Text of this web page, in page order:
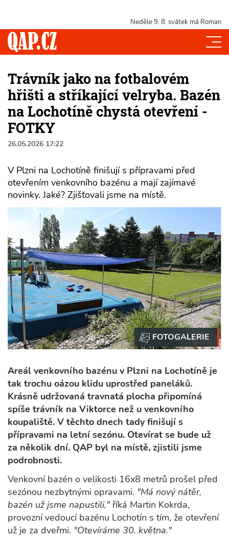
Neděle 9. 8. svátek má Roman
Trávník jako na fotbalovém
hřišti a stříkající velryba. Bazén
na Lochotíně chystá otevření -
FOTKY
26.05.2026 17:22
V Plzni na Lochotíně finišují s přípravami před
otevřením venkovního bazénu a mají zajímavé
novinky. Jaké? Zjišťovali jsme na místě.
Areál venkovního bazénu v Plzni na Lochotíně je
tak trochu oázou klidu uprostřed paneláků.
Krásně udržovaná travnatá plocha připomíná
spíše trávník na Viktorce než u venkovního
koupaliště. V těchto dnech tady finišují s
přípravami na letní sezónu. Otevírat se bude už
za několik dní. QAP byl na místě, zjistili jsme
podrobnosti.
Venkovní bazén o velikosti 16x8 metrů prošel před
sezónou nezbytnými opravami. "Má nový nátěr,
bazén už jsme napustili," říká Martin Kokrda,
provozní vedoucí bazénu Lochotín s tím, že otevření
už je za dveřmi. "Otevíráme 30. května."